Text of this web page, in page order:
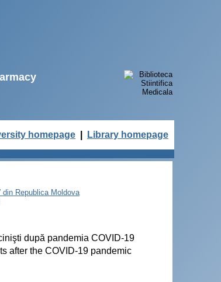
homepage Library homepage
Republica Moldova
după pandemia COVID-19
after the COVID-19 pandemic